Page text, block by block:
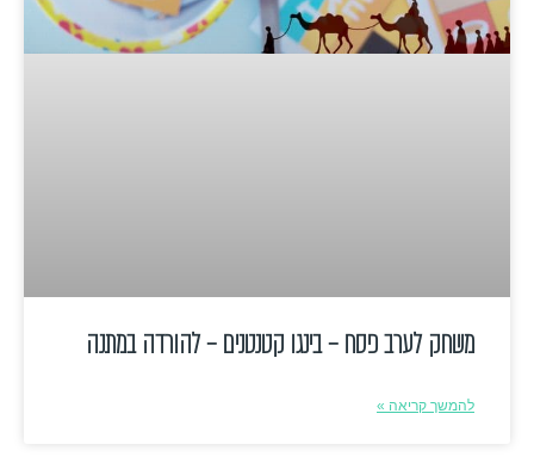
משחק לערב פסח – בינגו קטנטנים – להורדה במתנה
להמשך קריאה »